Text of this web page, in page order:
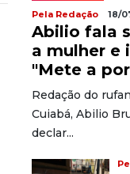
Pela Redação 18/
Abilio fala
a mulher e
"Mete a
Redação do
Cuiabá, Abilio
declar...